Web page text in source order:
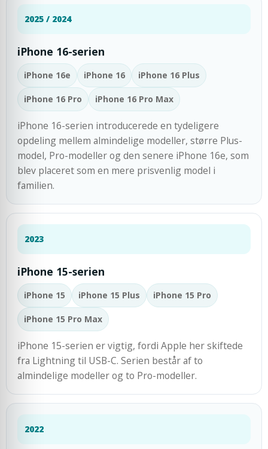
2025 / 2024
iPhone 16-serien
iPhone 16e iPhone 16 iPhone 16 Plus
iPhone 16 Pro iPhone 16 Pro Max
iPhone 16-serien introducerede en tydeligere
opdeling mellem almindelige modeller, større Plus-
model, Pro-modeller og den senere iPhone 16e, som
blev placeret som en mere prisvenlig model i
familien.
2023
iPhone 15-serien
iPhone 15 iPhone 15 Plus iPhone 15 Pro
iPhone 15 Pro Max
iPhone 15-serien er vigtig, fordi Apple her skiftede
fra Lightning til USB-C. Serien består af to
almindelige modeller og to Pro-modeller.
2022